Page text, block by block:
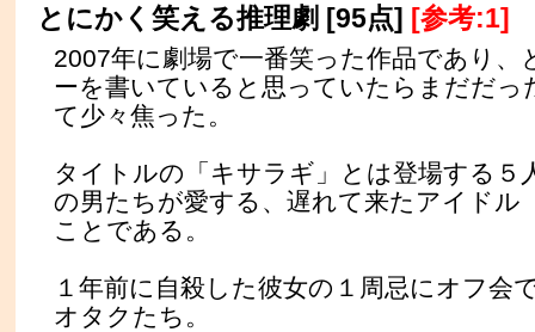
とにかく笑える推理劇 [95点] [参考:1]
2007年に劇場で一番笑った作品であり、
ーを書いていると思っていたらまだだっ
て少々焦った。
タイトルの「キサラギ」とは登場する５
の男たちが愛する、遅れて来たアイドル
ことである。
１年前に自殺した彼女の１周忌にオフ会
オタクたち。